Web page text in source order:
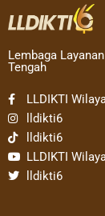
Lembaga
Tengah
LLDIKTI
lldikti6
lldikti6
LLDIKTI
lldikti6